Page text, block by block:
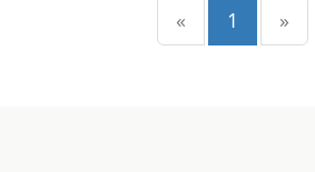
« Precedente
1 (current)
»